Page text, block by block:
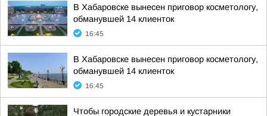
В Хабаровске вынесен приговор косметологу,
обманувшей 14 клиенток
16:45
В Хабаровске вынесен приговор косметологу,
обманувшей 14 клиенток
16:45
Чтобы городские деревья и кустарники